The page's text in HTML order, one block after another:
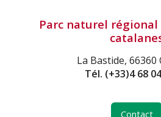
Parc naturel régional
La Bastide, 66360
Tél. (+33)4 68
Contact